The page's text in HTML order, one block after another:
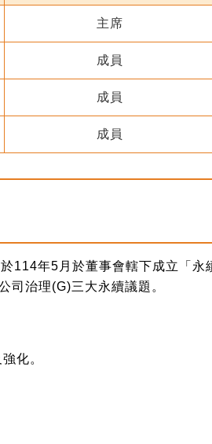
主席
成員
成員
成員
114年5月於董事會轄下成立「
司治理(G)三大永續議題。
化。